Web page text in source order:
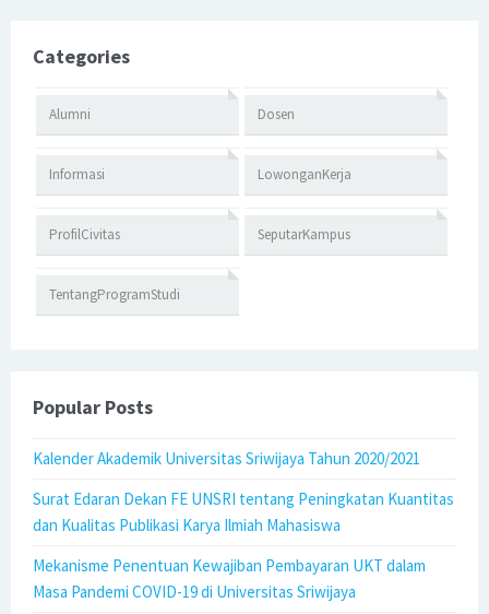
Categories
Alumni Dosen
Informasi LowonganKerja
ProfilCivitas SeputarKampus
TentangProgramStudi
Popular Posts
Kalender Akademik Universitas Sriwijaya Tahun 2020/2021
Surat Edaran Dekan FE UNSRI tentang Peningkatan Kuantitas
dan Kualitas Publikasi Karya Ilmiah Mahasiswa
Mekanisme Penentuan Kewajiban Pembayaran UKT dalam
Masa Pandemi COVID-19 di Universitas Sriwijaya